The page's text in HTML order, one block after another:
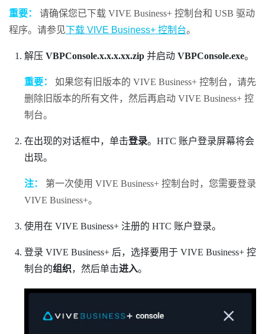
重要： 请确保您已下载 VIVE Business+ 控制台和 USB 驱动
程序。请参见下载 VIVE Business+ 控制台。
解压 VBPConsole.x.x.x.xx.zip并启动 VBPConsole.exe。
重要： 如果您有旧版本的 VIVE Business+ 控制台，请先
删除旧版本的所有文件，然后再启动 VIVE Business+ 控
制台。
在出现的对话框中，单击登录。HTC 账户登录屏幕将会
出现。
注： 第一次使用 VIVE Business+ 控制台时，您需要登录
VIVE Business+。
使用在 VIVE Business+注册的 HTC 账户登录。
登录 VIVE Business+后，选择要用于 VIVE Business+ 控
制台的组织，然后单击进入。